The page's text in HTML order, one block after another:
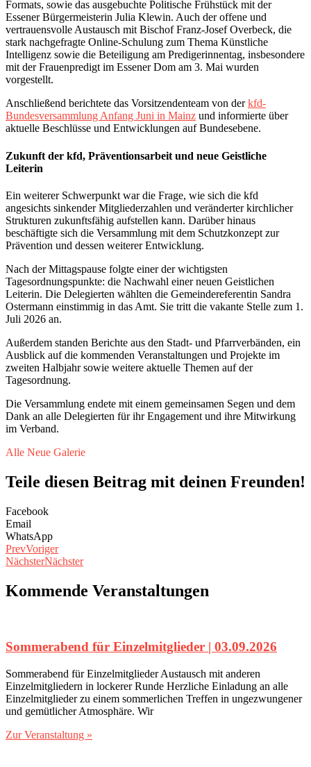
Formats, sowie das ausgebuchte Politische Frühstück mit der
Essener Bürgermeisterin Julia Klewin. Auch der offene und
vertrauensvolle Austausch mit Bischof Franz-Josef Overbeck, die
stark nachgefragte Online-Schulung zum Thema Künstliche
Intelligenz sowie die Beteiligung am Predigerinnentag, insbesondere
mit der Frauenpredigt im Essener Dom am 3. Mai wurden
vorgestellt.
Anschließend berichtete das Vorsitzendenteam von derkfd-
Bundesversammlung Anfang Juni in Mainz und informierte über
aktuelle Beschlüsse und Entwicklungen auf Bundesebene.
Zukunft der kfd, Präventionsarbeit und neue Geistliche
Leiterin
Ein weiterer Schwerpunkt war die Frage, wie sich die kfd
angesichts sinkender Mitgliederzahlen und veränderter kirchlicher
Strukturen zukunftsfähig aufstellen kann. Darüber hinaus
beschäftigte sich die Versammlung mit dem Schutzkonzept zur
Prävention und dessen weiterer Entwicklung.
Nach der Mittagspause folgte einer der wichtigsten
Tagesordnungspunkte: die Nachwahl einer neuen Geistlichen
Leiterin. Die Delegierten wählten die Gemeindereferentin Sandra
Ostermann einstimmig in das Amt. Sie tritt die vakante Stelle zum 1.
Juli 2026 an.
Außerdem standen Berichte aus den Stadt- und Pfarrverbänden, ein
Ausblick auf die kommenden Veranstaltungen und Projekte im
zweiten Halbjahr sowie weitere aktuelle Themen auf der
Tagesordnung.
Die Versammlung endete mit einem gemeinsamen Segen und dem
Dank an alle Delegierten für ihr Engagement und ihre Mitwirkung
im Verband.
Alle Neue Galerie
Teile diesen Beitrag mit deinen Freunden!
Facebook
Email
WhatsApp
PrevVoriger
NächsterNächster
Kommende Veranstaltungen
Sommerabend für Einzelmitglieder | 03.09.2026
Sommerabend für Einzelmitglieder Austausch mit anderen
Einzelmitgliedern in lockerer Runde Herzliche Einladung an alle
Einzelmitglieder zu einem sommerlichen Treffen in ungezwungener
und gemütlicher Atmosphäre. Wir
Zur Veranstaltung »